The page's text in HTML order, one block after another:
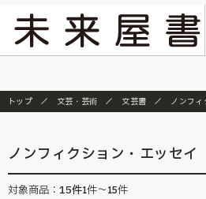
トップ 文芸・芸術 文芸書 ノンフィ
ノンフィクション・エッセイ
対象商品： 15件1件～15件